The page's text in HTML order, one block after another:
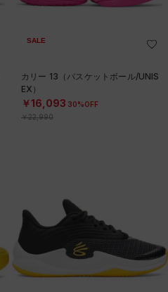
SALE
カリー 13（バスケットボール/UNIS
EX）
￥16,093 30%OFF
￥22,990